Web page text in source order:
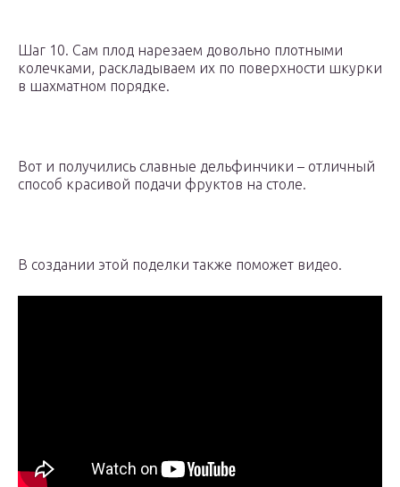
Шаг 10. Сам плод нарезаем довольно плотными
колечками, раскладываем их по поверхности шкурки
в шахматном порядке.
Вот и получились славные дельфинчики – отличный
способ красивой подачи фруктов на столе.
В создании этой поделки также поможет видео.